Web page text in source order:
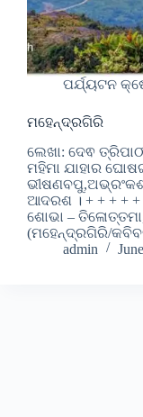
ପର୍ଯ୍ୟଟନ
ମହେନ୍ଦ୍ରଗିରି
ଲେଖା: ଦେଵ
ମହିମା ଯାହାର
ଆଦରଶ । + + + +
ଶୋଭା –
(ମହେନ୍ଦ୍ରଗିରି/
admin